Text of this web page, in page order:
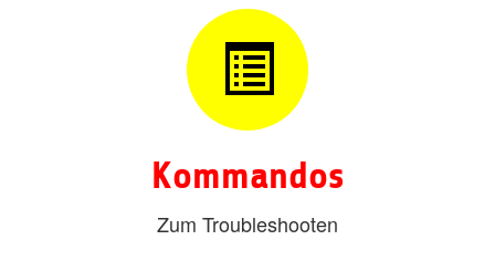
Kommandos
Zum Troubleshooten